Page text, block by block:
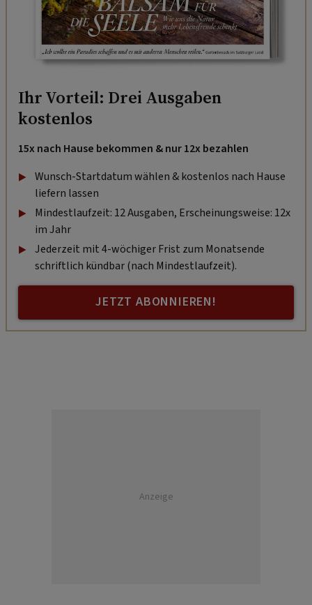
Ihr Vorteil: Drei Ausgaben
kostenlos
15x nach Hause bekommen & nur 12x bezahlen
Wunsch-Startdatum wählen & kostenlos nach Hause
liefern lassen
Mindestlaufzeit: 12 Ausgaben, Erscheinungsweise: 12x
im Jahr
Jederzeit mit 4-wöchiger Frist zum Monatsende
schriftlich kündbar (nach Mindestlaufzeit).
JETZT ABONNIEREN!
Anzeige